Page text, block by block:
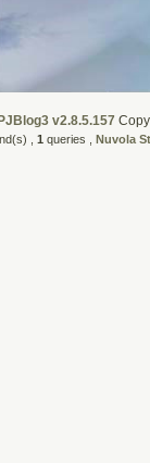
PJBlog3 v2.8.5.157
, 1 queries , Nuvola